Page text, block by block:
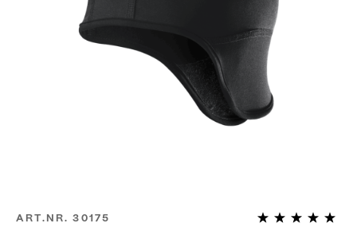
ART.NR. 30175